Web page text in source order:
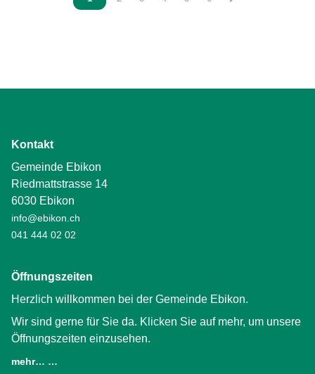
Kontakt
Gemeinde Ebikon
Riedmattstrasse 14
6030 Ebikon
info@ebikon.ch
041 444 02 02
Öffnungszeiten
Herzlich willkommen bei der Gemeinde Ebikon.
Wir sind gerne für Sie da. Klicken Sie auf mehr, um unsere
Öffnungszeiten einzusehen.
mehr… …